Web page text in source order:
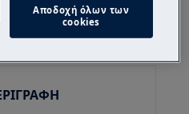
ενεργοποιήστε το
Αποδοχή όλων των
cookies